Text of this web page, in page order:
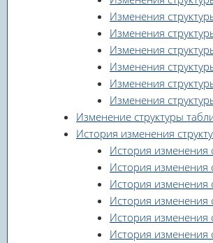
Изменения
Изменения
Изменения
Изменения
Изменения
Изменения
Изменение структуры
История изменения
История изменения
История изменения
История изменения
История изменения
История изменения
История изменения